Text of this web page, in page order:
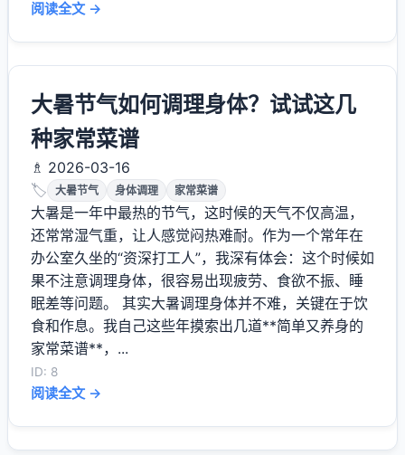
阅读全文 →
大暑节气如何调理身体？试试这几
种家常菜谱
♗ 2026-03-16
🏷️
大暑节气 身体调理 家常菜谱
大暑是一年中最热的节气，这时候的天气不仅高温，
还常常湿气重，让人感觉闷热难耐。作为一个常年在
办公室久坐的“资深打工人”，我深有体会：这个时候如
果不注意调理身体，很容易出现疲劳、食欲不振、睡
眠差等问题。 其实大暑调理身体并不难，关键在于饮
食和作息。我自己这些年摸索出几道**简单又养身的
家常菜谱**，...
ID: 8
阅读全文 →